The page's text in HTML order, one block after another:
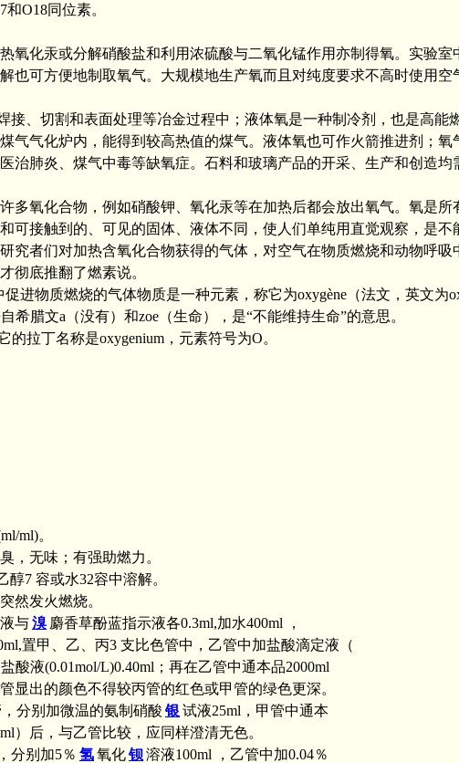
O18同位素。
氧化汞或分解硝酸盐和利用浓硫酸与二氧化锰作用亦制得氧。实验室
也可方便地制取氧气。大规模地生产氧而且对纯度要求不高时使用
焊接、切割和表面处理等冶金过程中；液体氧是一种制冷剂，也是高
气气化炉内，能得到较高热值的煤气。液体氧也可作火箭推进剂；
治肺炎、煤气中毒等缺氧症。石料和玻璃产品的开采、生产和创造均
多氧化合物，例如硝酸钾、氧化汞等在加热后都会放出氧气。氧是
可接触到的、可见的固体、液体不同，使人们单纯用直觉观察，是不
究者们对加热含氧化合物获得的气体，对空气在物质燃烧和动物呼
彻底推翻了燃素说。
进物质燃烧的气体物质是一种元素，称它为oxygène（法文，英文
希腊文a（没有）和zoe（生命），是“不能维持生命”的意思。
的拉丁名称是oxygenium，元素符号为O。
ml)。
，无味；有强助燃力。
7 容或水32容中溶解。
然发火燃烧。
与溴 麝香草酚蓝指示液各0.3ml,加水400ml ，
置甲、乙、丙3 支比色管中，乙管中加盐酸滴定液（
酸液(0.01mol/L)0.40ml；再在乙管中通本品2000ml
显出的颜色不得较丙管的红色或甲管的绿色更深。
分别加微温的氨制硝酸 银 试液25ml，甲管中通本
）后，与乙管比较，应同样澄清无色。
分别加5％ 氢氧化钡溶液100ml ，乙管中加0.04％